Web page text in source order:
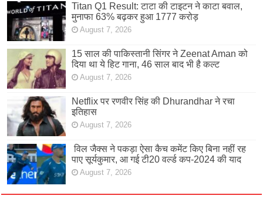
Titan Q1 Result: टाटा की टाइटन ने काटा बवाल,
मुनाफा 63% बढ़कर हुआ 1777 करोड़
August 7, 2026
15 साल की पाकिस्तानी सिंगर ने Zeenat Aman को
दिया था ये हिट गाना, 46 साल बाद भी है कल्ट
August 7, 2026
Netflix पर रणवीर सिंह की Dhurandhar ने रचा
इतिहास
August 7, 2026
विल जैक्स ने पकड़ा ऐसा कैच कमेंट किए बिना नहीं रह
पाए सूर्यकुमार, आ गई टी20 वर्ल्ड कप-2024 की याद
August 7, 2026